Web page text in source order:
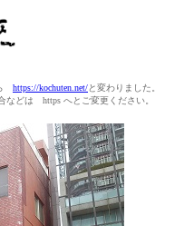
https://kochuten.net/と変わりました。
などは https へとご変更ください。